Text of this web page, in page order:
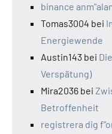
binance
Tomas3004 bei
Energiewende
Austin143 bei
Verspätung)
Mira2036 bei
Betroffenheit
registrera dig